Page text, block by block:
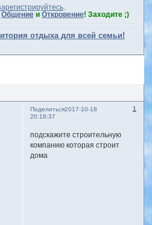
.
Общениеи Откровение! Заходите ;)
отдыха для всей семьи!
Поделиться 1
2017-10-18
20:18:37
подскажите строительную
компанию которая строит
дома